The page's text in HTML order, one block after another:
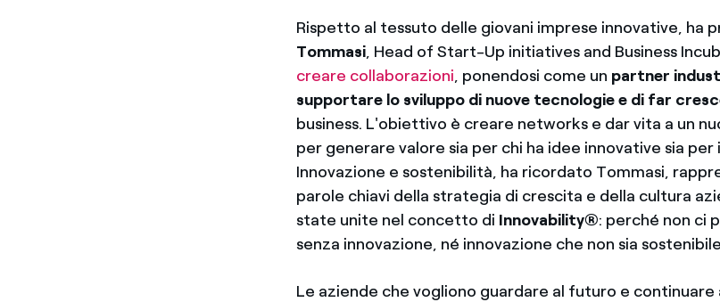
Rispetto al tessuto delle giovani imprese innovative, ha
Tommasi, Head of Start-Up initiatives and Business
creare collaborazioni, ponendosi come un partner
supportare lo sviluppo di nuove tecnologie e di far
business. L'obiettivo è creare networks e dar vita a un
per generare valore sia per chi ha idee innovative sia
Innovazione e sostenibilità, ha ricordato Tommasi,
parole chiavi della strategia di crescita e della cultura
state unite nel concetto di Innovability®: perché non ci
senza innovazione, né innovazione che non sia
Le aziende che vogliono guardare al futuro e continuare